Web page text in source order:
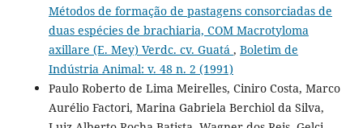
Métodos de formação de pastagens consorciadas de
duas espécies de brachiaria, COM Macrotyloma
axillare (E. Mey) Verdc. cv. Guatá , Boletim de
Indústria Animal: v. 48 n. 2 (1991)
Paulo Roberto de Lima Meirelles, Ciniro Costa, Marco
Aurélio Factori, Marina Gabriela Berchiol da Silva,